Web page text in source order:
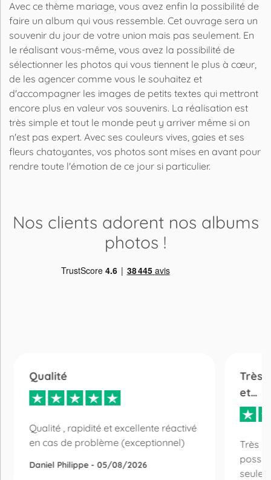
Avec ce thème mariage, vous avez enfin la possibilité de
faire un album qui vous ressemble. Cet ouvrage sera un
souvenir du jour de votre union mais pas seulement. En
le réalisant vous-même, vous avez la possibilité de
sélectionner les photos qui vous tiennent le plus à cœur,
de les agencer comme vous le souhaitez et
d'accompagner les images de petits textes qui mettront
encore plus en valeur vos souvenirs. La réalisation est
très simple et tout le monde peut y arriver même si on
n'est pas expert. Avec ses couleurs vives, gaies et ses
fleurs chatoyantes, vos photos sont mises en avant pour
rendre toute l'émotion de ce jour si particulier.
Nos clients adorent nos albums
photos !
Qualité
Qualité , rapidité et excellente réactivé
en cas de problème (exceptionnel)
Daniel Philippe - 05/08/2026
Très
et…
Très